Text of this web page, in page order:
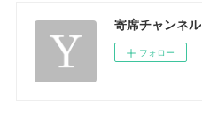
寄席チャンネル
フォロー